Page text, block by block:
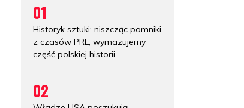
01
Historyk sztuki: niszcząc pomniki
z czasów PRL, wymazujemy
część polskiej historii
02